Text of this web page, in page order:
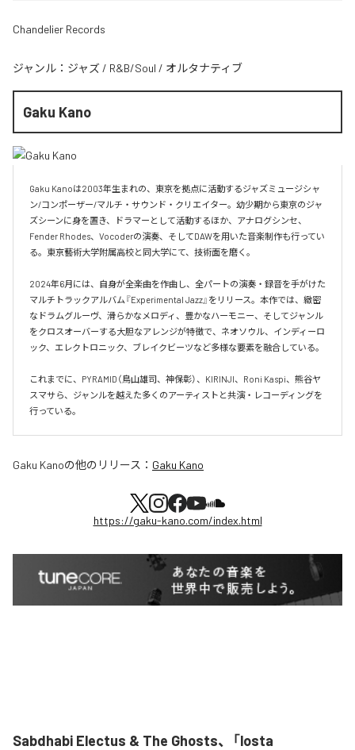
Chandelier Records
ジャンル： ジャズ / R&B/Soul / オルタナティブ
Gaku Kano
Gaku Kanoは2003年生まれの、東京を拠点に活動するジャズミュージシャ
ン/コンポーザー/マルチ・サウンド・クリエイター。幼少期から東京のジャ
ズシーンに身を置き、ドラマーとして活動するほか、アナログシンセ、
Fender Rhodes、Vocoderの演奏、そしてDAWを用いた音楽制作も行ってい
る。東京藝術大学附属高校と同大学にて、技術面を磨く。
2024年6月には、自身が全楽曲を作曲し、全パートの演奏・録音を手がけた
マルチトラックアルバム『Experimental Jazz』をリリース。本作では、緻密
なドラムグルーヴ、滑らかなメロディ、豊かなハーモニー、そしてジャンル
をクロスオーバーする大胆なアレンジが特徴で、ネオソウル、インディーロ
ック、エレクトロニック、ブレイクビーツなど多様な要素を融合している。
これまでに、PYRAMID（鳥山雄司、神保彰）、KIRINJI、Roni Kaspi、熊谷ヤ
スマサら、ジャンルを越えた多くのアーティストと共演・レコーディングを
行っている。
Gaku Kanoの他のリリース： Gaku Kano
https://gaku-kano.com/index.html
Sabdhabi Electus & The Ghosts、「losta